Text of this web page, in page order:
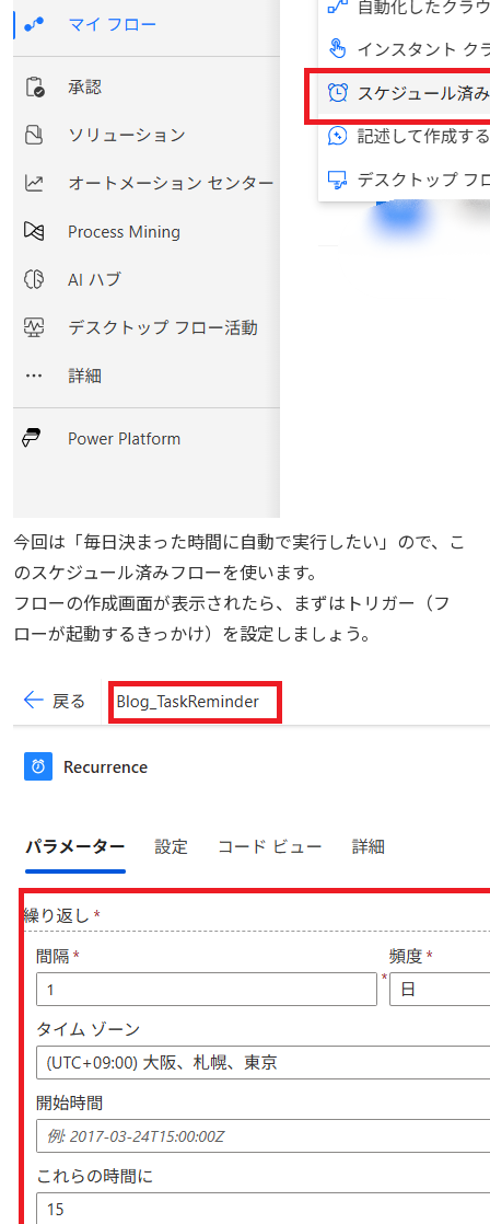
今回は「毎日決まった時間に自動で実行したい」ので、こ
のスケジュール済みフローを使います。
フローの作成画面が表示されたら、まずはトリガー（フ
ローが起動するきっかけ）を設定しましょう。